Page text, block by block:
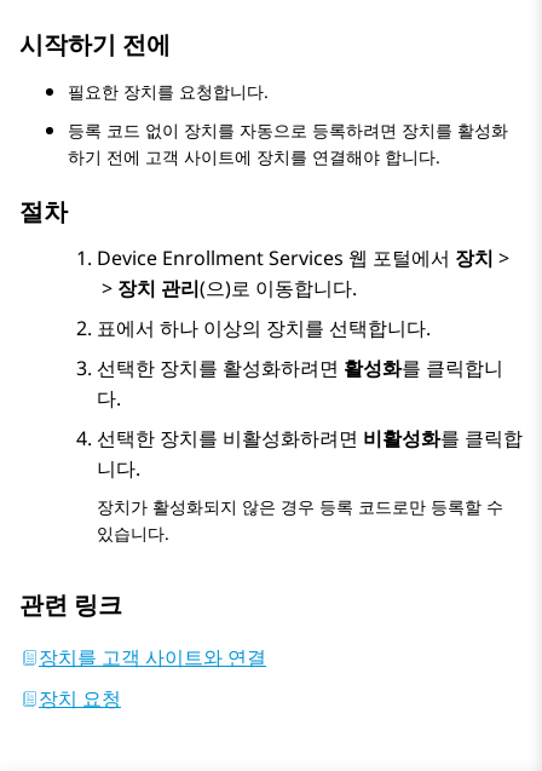
시작하기 전에
필요한 장치를 요청합니다.
등록 코드 없이 장치를 자동으로 등록하려면 장치를 활성화
하기 전에 고객 사이트에 장치를 연결해야 합니다.
절차
Device Enrollment Services 웹 포털에서 장치 >
> 장치 관리(으)로 이동합니다.
표에서 하나 이상의 장치를 선택합니다.
선택한 장치를 활성화하려면 활성화를 클릭합니
다.
선택한 장치를 비활성화하려면 비활성화를 클릭합
니다.
장치가 활성화되지 않은 경우 등록 코드로만 등록할 수
있습니다.
관련 링크
장치를 고객 사이트와 연결
장치 요청